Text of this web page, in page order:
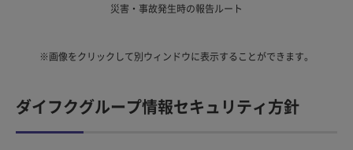
災害・事故発生時の報告ルート
※画像をクリックして別ウィンドウに表示することができます。
ダイフクグループ情報セキュリティ方針